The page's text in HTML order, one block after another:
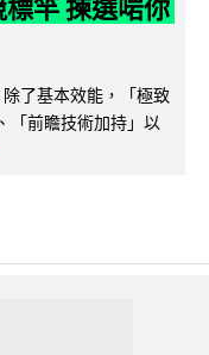
竿 揀選啱你
了基本效能，「極致
「前瞻技術加持」以